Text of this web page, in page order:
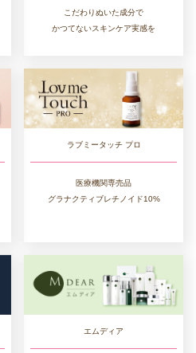
こだわりぬいた成分で
かつてないスキンケア実感を
ラブミータッチ プロ
医療機関専売品
グラナクティブレチノイド10%
エムディア